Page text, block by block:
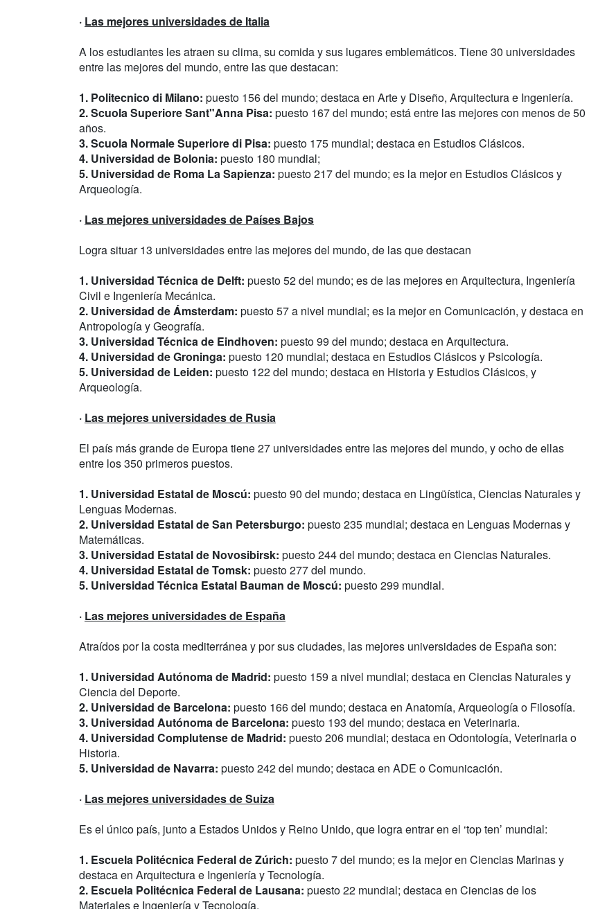
· Las mejores universidades de Italia
A los estudiantes les atraen su clima, su comida y sus lugares emblemáticos. Tiene 30 universidades
entre las mejores del mundo, entre las que destacan:
1. Politecnico di Milano: puesto 156 del mundo; destaca en Arte y Diseño, Arquitectura e Ingeniería.
2. Scuola Superiore Sant"Anna Pisa: puesto 167 del mundo; está entre las mejores con menos de 50
años.
3. Scuola Normale Superiore di Pisa: puesto 175 mundial; destaca en Estudios Clásicos.
4. Universidad de Bolonia: puesto 180 mundial;
5. Universidad de Roma La Sapienza: puesto 217 del mundo; es la mejor en Estudios Clásicos y
Arqueología.
· Las mejores universidades de Países Bajos
Logra situar 13 universidades entre las mejores del mundo, de las que destacan
1. Universidad Técnica de Delft: puesto 52 del mundo; es de las mejores en Arquitectura, Ingeniería
Civil e Ingeniería Mecánica.
2. Universidad de Ámsterdam: puesto 57 a nivel mundial; es la mejor en Comunicación, y destaca en
Antropología y Geografía.
3. Universidad Técnica de Eindhoven: puesto 99 del mundo; destaca en Arquitectura.
4. Universidad de Groninga: puesto 120 mundial; destaca en Estudios Clásicos y Psicología.
5. Universidad de Leiden: puesto 122 del mundo; destaca en Historia y Estudios Clásicos, y
Arqueología.
· Las mejores universidades de Rusia
El país más grande de Europa tiene 27 universidades entre las mejores del mundo, y ocho de ellas
entre los 350 primeros puestos.
1. Universidad Estatal de Moscú: puesto 90 del mundo; destaca en Lingüística, Ciencias Naturales y
Lenguas Modernas.
2. Universidad Estatal de San Petersburgo: puesto 235 mundial; destaca en Lenguas Modernas y
Matemáticas.
3. Universidad Estatal de Novosibirsk: puesto 244 del mundo; destaca en Ciencias Naturales.
4. Universidad Estatal de Tomsk: puesto 277 del mundo.
5. Universidad Técnica Estatal Bauman de Moscú: puesto 299 mundial.
· Las mejores universidades de España
Atraídos por la costa mediterránea y por sus ciudades, las mejores universidades de España son:
1. Universidad Autónoma de Madrid: puesto 159 a nivel mundial; destaca en Ciencias Naturales y
Ciencia del Deporte.
2. Universidad de Barcelona: puesto 166 del mundo; destaca en Anatomía, Arqueología o Filosofía.
3. Universidad Autónoma de Barcelona: puesto 193 del mundo; destaca en Veterinaria.
4. Universidad Complutense de Madrid: puesto 206 mundial; destaca en Odontología, Veterinaria o
Historia.
5. Universidad de Navarra: puesto 242 del mundo; destaca en ADE o Comunicación.
· Las mejores universidades de Suiza
Es el único país, junto a Estados Unidos y Reino Unido, que logra entrar en el ‘top ten’ mundial:
1. Escuela Politécnica Federal de Zúrich: puesto 7 del mundo; es la mejor en Ciencias Marinas y
destaca en Arquitectura e Ingeniería y Tecnología.
2. Escuela Politécnica Federal de Lausana: puesto 22 mundial; destaca en Ciencias de los
Materiales e Ingeniería y Tecnología.